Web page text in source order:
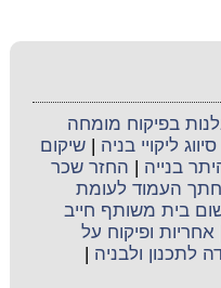
בפיקוח מומחה
|סיווג ליקויי בניה |שיקום
בנייה
החזר שכר
העמוד לעומת
בית משותף חייב
|אחריות ופיקוח על
לתכנון ולבניה